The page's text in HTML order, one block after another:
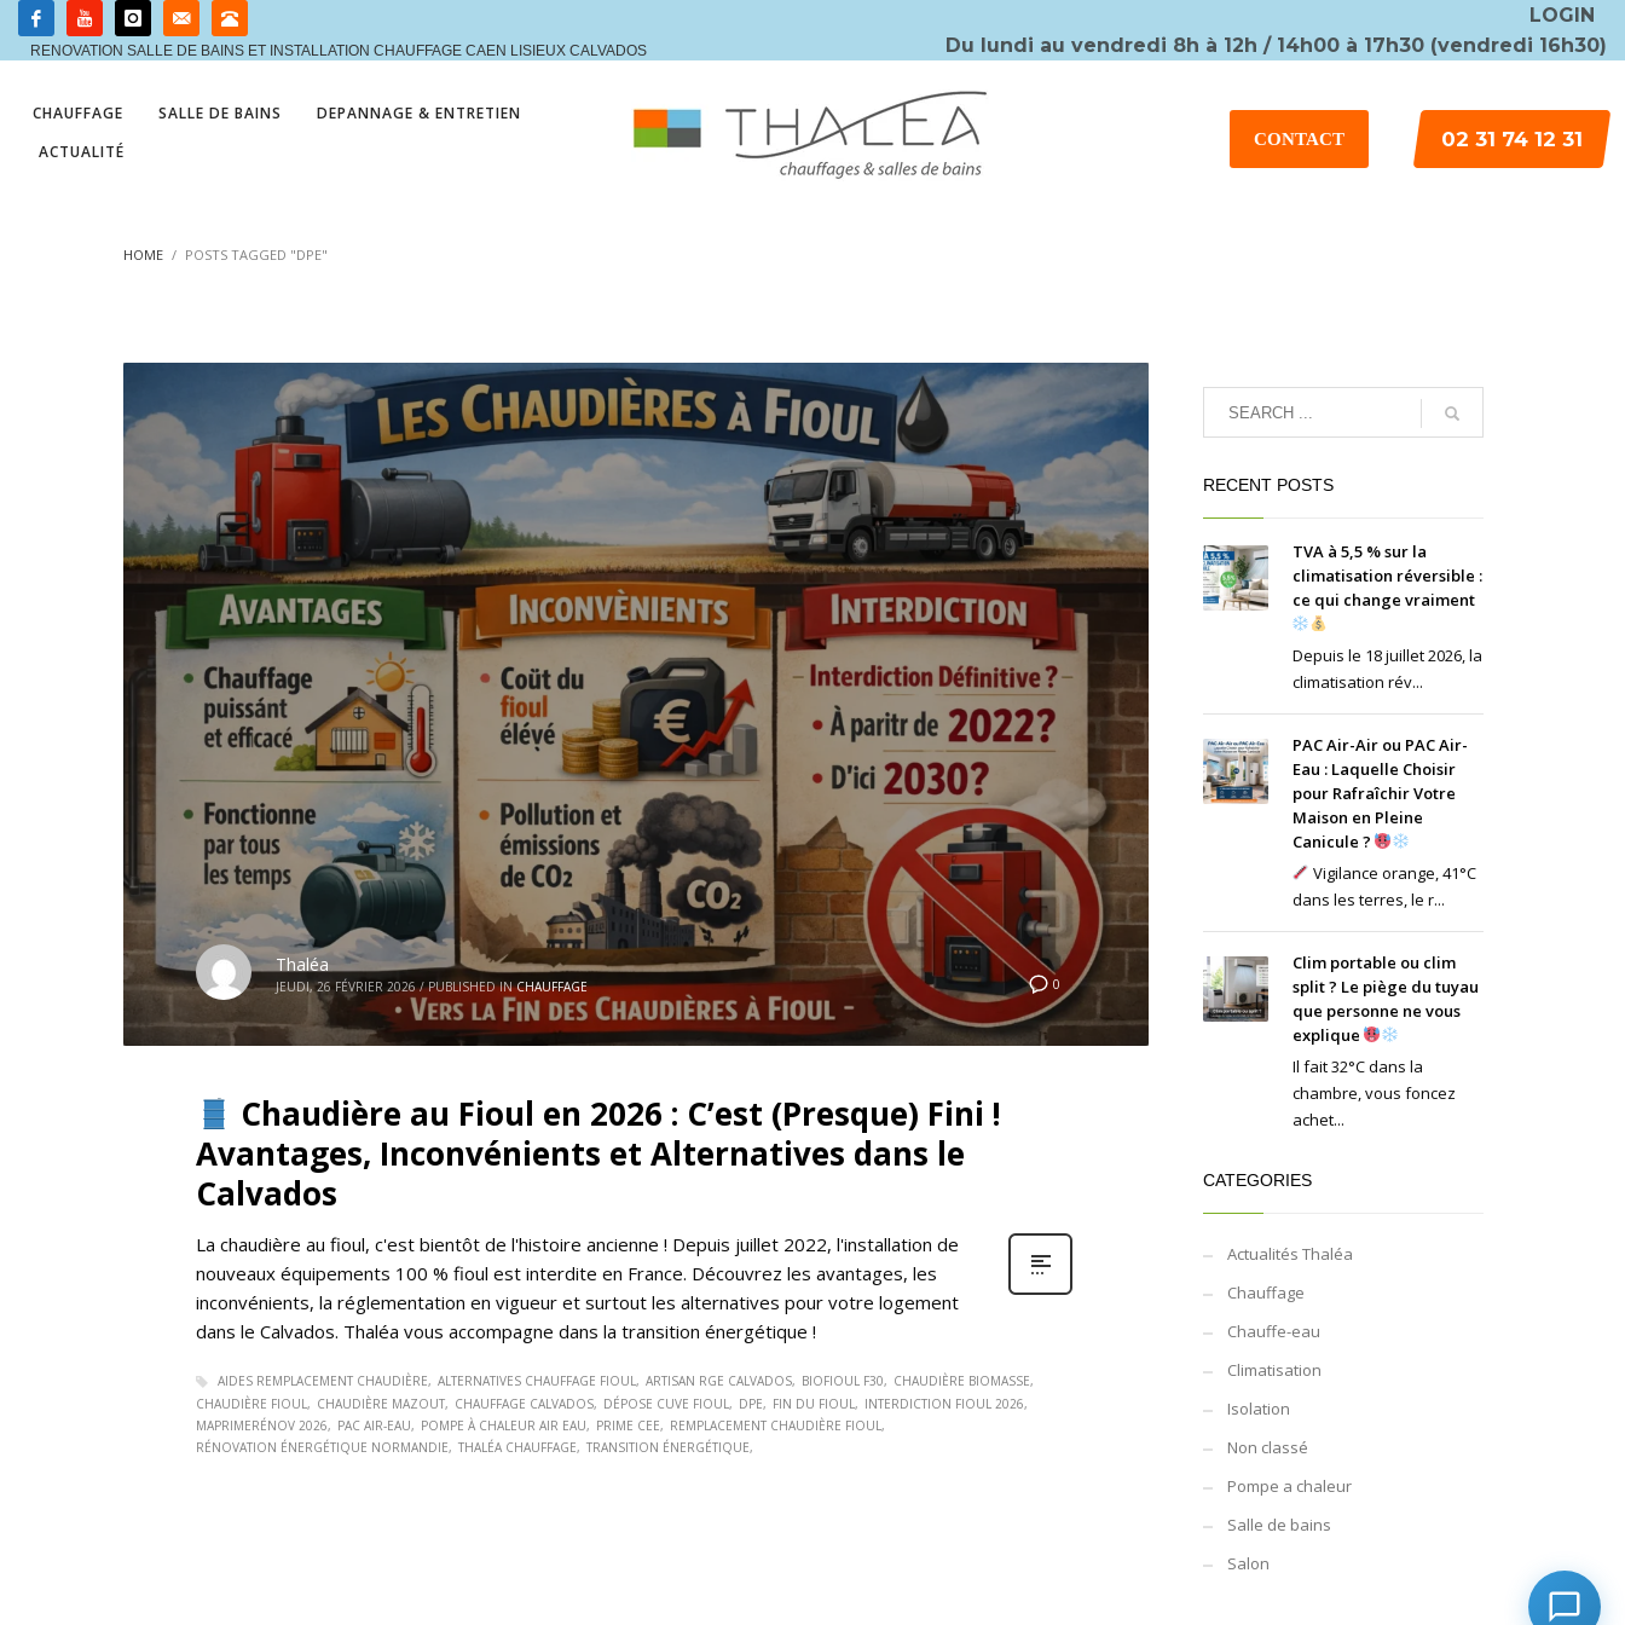
RENOVATION SALLE DE BAINS ET INSTALLATION CHAUFFAGE CAEN LISIEUX CALVADOS
LOGIN
Du lundi au vendredi 8h à 12h / 14h00 à 17h30 (vendredi 16h30)
CHAUFFAGE SALLE DE BAINS
DEPANNAGE & ENTRETIEN
ACTUALITÉ
CONTACT 02 31 74 12 31
HOME POSTS TAGGED "DPE"
0
Thaléa
JEUDI, 26 FÉVRIER 2026 / PUBLISHED IN CHAUFFAGE
Chaudière au Fioul en 2026 : C’est (Presque) Fini !
Avantages, Inconvénients et Alternatives dans le
Calvados
La chaudière au fioul, c'est bientôt de l'histoire ancienne ! Depuis juillet 2022, l'installation de
nouveaux équipements 100 % fioul est interdite en France. Découvrez les avantages, les
inconvénients, la réglementation en vigueur et surtout les alternatives pour votre logement
dans le Calvados. Thaléa vous accompagne dans la transition énergétique !
AIDES REMPLACEMENT CHAUDIÈRE ALTERNATIVES CHAUFFAGE FIOUL ARTISAN RGE CALVADOS BIOFIOUL F30
CHAUDIÈRE BIOMASSE
CHAUDIÈRE FIOUL
CHAUDIÈRE MAZOUT CHAUFFAGE CALVADOS DÉPOSE CUVE FIOUL DPE FIN DU FIOUL
INTERDICTION FIOUL 2026
MAPRIMERÉNOV 2026
PAC AIR-EAU POMPE À CHALEUR AIR EAU PRIME CEE
REMPLACEMENT CHAUDIÈRE FIOUL
RÉNOVATION ÉNERGÉTIQUE NORMANDIE
THALÉA CHAUFFAGE TRANSITION ÉNERGÉTIQUE
RECENT POSTS
TVA à 5,5 % sur la
climatisation réversible :
ce qui change vraiment
Depuis le 18 juillet 2026, la
climatisation rév...
PAC Air-Air ou PAC Air-
Eau : Laquelle Choisir
pour Rafraîchir Votre
Maison en Pleine
Canicule ?
Vigilance orange, 41°C
dans les terres, le r...
Clim portable ou clim
split ? Le piège du tuyau
que personne ne vous
explique
Il fait 32°C dans la
chambre, vous foncez
achet...
CATEGORIES
Actualités Thaléa
Chauffage
Chauffe-eau
Climatisation
Isolation
Non classé
Pompe a chaleur
Salle de bains
Salon